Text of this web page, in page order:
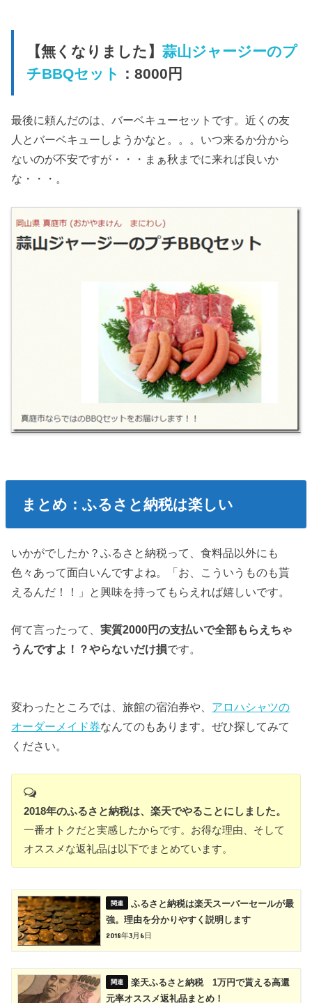
【無くなりました】 蒜山ジャージーのプ
チBBQセット ：8000円
最後に頼んだのは、バーベキューセットです。近くの友
人とバーベキューしようかなと。。。いつ来るか分から
ないのが不安ですが・・・まぁ秋までに来れば良いか
な・・・。
まとめ：ふるさと納税は楽しい
いかがでしたか？ふるさと納税って、食料品以外にも
色々あって面白いんですよね。「お、こういうものも貰
えるんだ！！」と興味を持ってもらえれば嬉しいです。
何て言ったって、実質2000円の支払いで全部もらえちゃ
うんですよ！？やらないだけ損です。
変わったところでは、旅館の宿泊券や、 アロハシャツの
オーダーメイド券なんてのもあります。ぜひ探してみて
ください。
2018年のふるさと納税は、楽天でやることにしました。
一番オトクだと実感したからです。お得な理由、そして
オススメな返礼品は以下でまとめています。
ふるさと納税は楽天スーパーセールが最
強。理由を分かりやすく説明します
2018年3月6日
楽天ふるさと納税 1万円で貰える高還
元率オススメ返礼品まとめ！